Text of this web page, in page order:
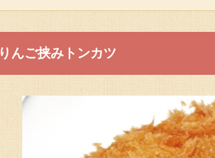
りんご挟みトンカツ